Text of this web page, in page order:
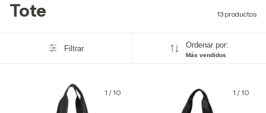
Tote 13 productos
Filtrar Ordenar por:
Más vendidos
1 /10 1 /10